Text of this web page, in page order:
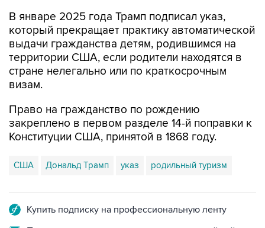
В январе 2025 года Трамп подписал указ,
который прекращает практику автоматической
выдачи гражданства детям, родившимся на
территории США, если родители находятся в
стране нелегально или по краткосрочным
визам.
Право на гражданство по рождению
закреплено в первом разделе 14-й поправки к
Конституции США, принятой в 1868 году.
США Дональд Трамп указ родильный туризм
Купить подписку на профессиональную ленту